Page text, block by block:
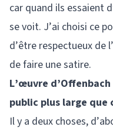
car quand ils essaient
se voit. J’ai choisi ce
d’être respectueux de
de faire une satire.
L’œuvre
public plus large que
Il y a deux choses,